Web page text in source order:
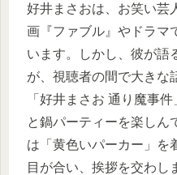
好井まさおは、お笑い芸
画『ファブル』やドラマ
います。しかし、彼が語
が、視聴者の間で大きな
「好井まさお 通り魔事
と鍋パーティーを楽しん
は「黄色いパーカー」を
目が合い、挨拶を交わし